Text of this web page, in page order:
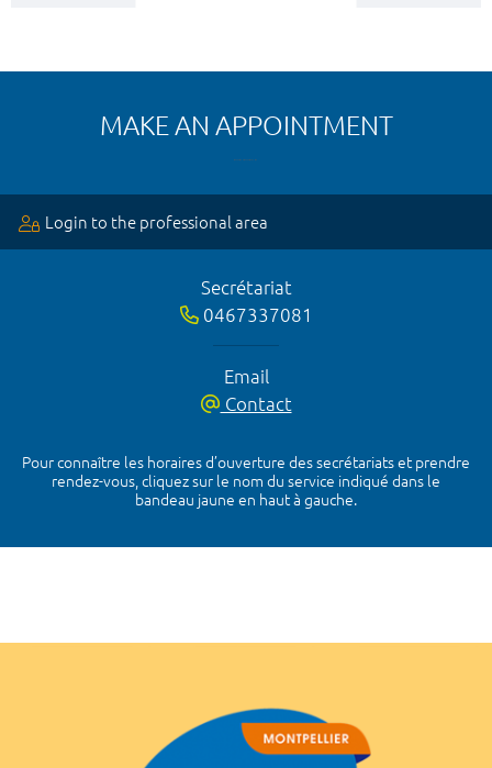
MAKE AN APPOINTMENT
Login to the professional area
Secrétariat
0467337081
Email
Contact
Pour connaître les horaires d’ouverture des secrétariats et prendre
rendez-vous, cliquez sur le nom du service indiqué dans le
bandeau jaune en haut à gauche.